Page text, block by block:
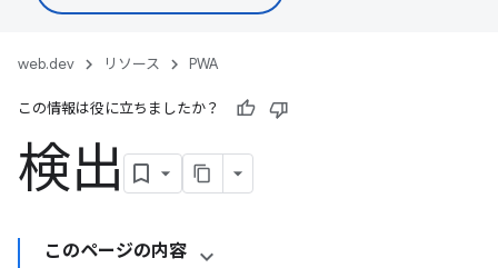
web.dev リソース PWA
この情報は役に立ちましたか？
検出
このページの内容